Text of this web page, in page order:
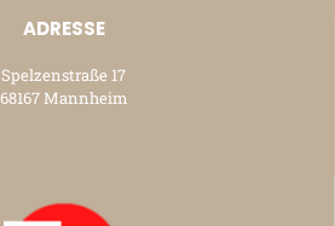
ADRESSE
Spelzenstraße 17
68167 Mannheim